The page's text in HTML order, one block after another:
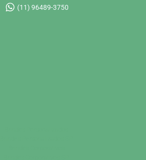
(11) 96489-3750